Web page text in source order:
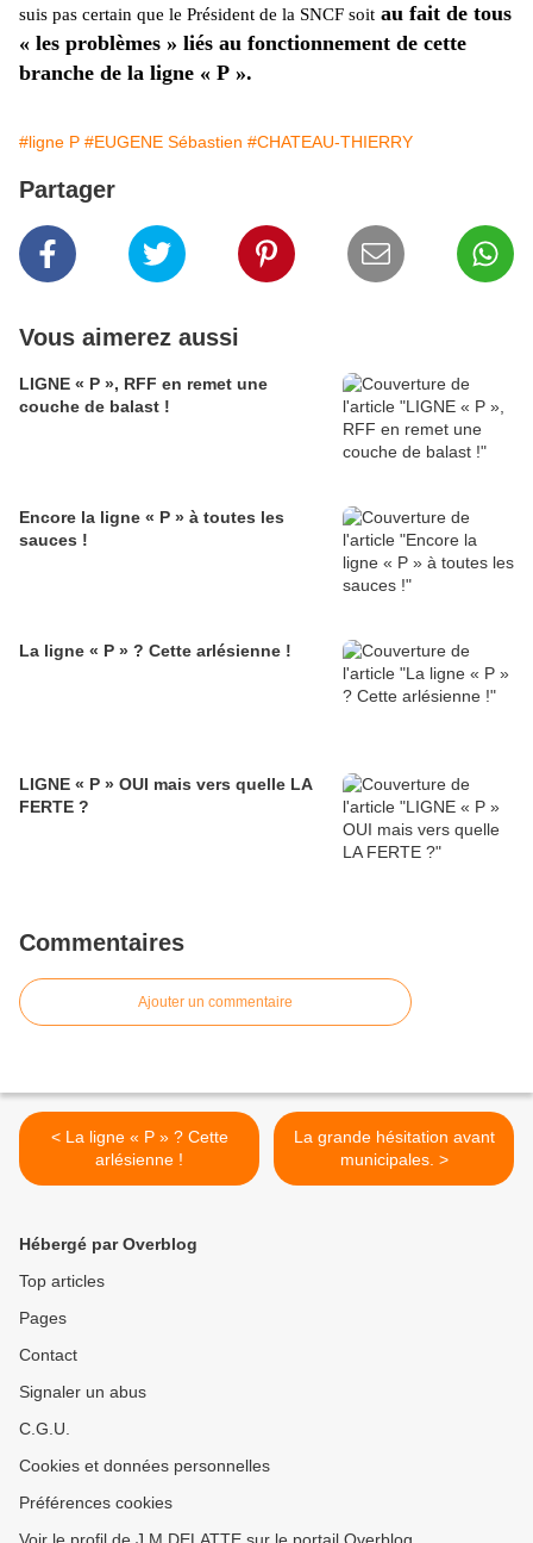
suis pas certain que le Président de la SNCF soit au fait de tous
« les problèmes » liés au fonctionnement de cette
branche de la ligne « P ».
#ligne P #EUGENE Sébastien #CHATEAU-THIERRY
Partager
Vous aimerez aussi
LIGNE « P », RFF en remet une
couche de balast !
Encore la ligne « P » à toutes les
sauces !
La ligne « P » ? Cette arlésienne !
LIGNE « P » OUI mais vers quelle LA
FERTE ?
Commentaires
Ajouter un commentaire
< La ligne « P » ? Cette
arlésienne !
La grande hésitation avant
municipales. >
Hébergé par Overblog
Top articles
Pages
Contact
Signaler un abus
C.G.U.
Cookies et données personnelles
Préférences cookies